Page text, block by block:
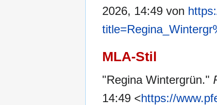
2026, 14:49 von
MLA-Stil
"Regina Wintergrün."
14:49 <https://